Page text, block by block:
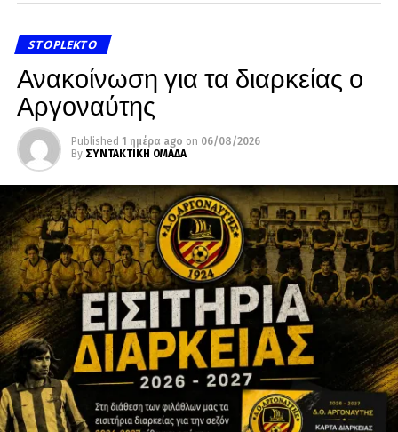
STOPLEKTO
Ανακοίνωση για τα διαρκείας ο
Αργοναύτης
Published 1 ημέρα ago on 06/08/2026
By ΣΥΝΤΑΚΤΙΚΗ ΟΜΑΔΑ